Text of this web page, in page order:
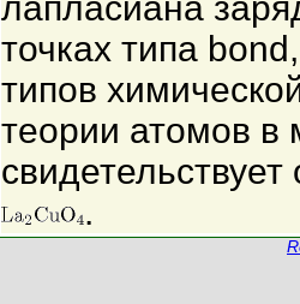
точках типа
типов
теории атомов в
.